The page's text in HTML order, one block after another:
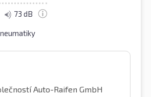
73 dB
Auto-Raifen GmbH